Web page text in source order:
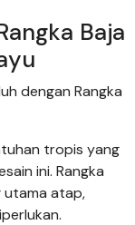
Baja
dengan Rangka
tropis yang
ini. Rangka
utama atap,